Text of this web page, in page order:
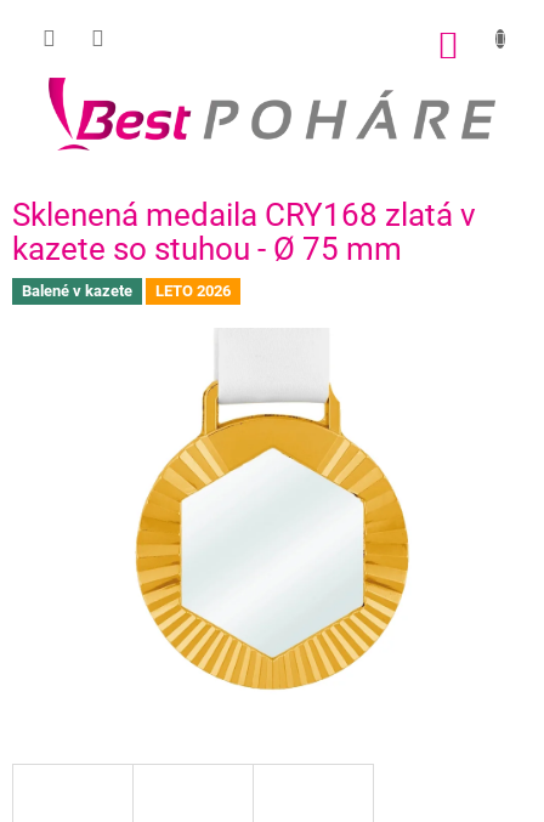
Sklenená medaila CRY168 zlatá v
kazete so stuhou - Ø 75 mm
Balené v kazete LETO 2026